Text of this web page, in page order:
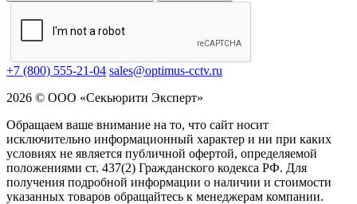
+7 (800) 555-21-04 sales@optimus-cctv.ru
2026 © ООО «Секьюрити Эксперт»
Обращаем ваше внимание на то, что сайт носит
исключительно информационный характер и ни при каких
условиях не является публичной офертой, определяемой
положениями ст. 437(2) Гражданского кодекса РФ. Для
получения подробной информации о наличии и стоимости
указанных товаров обращайтесь к менеджерам компании.